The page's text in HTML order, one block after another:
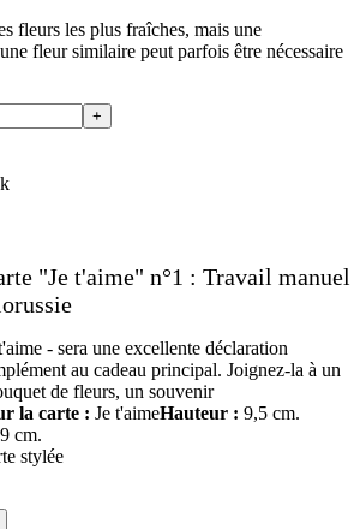
fleurs les plus fraîches, mais une
fleur similaire peut parfois être nécessaire
+
"Je t'aime" n°1 : Travail manuel
- sera une excellente déclaration
au cadeau principal. Joignez-la à un
de fleurs, un souvenir
la carte : Je t'aimeHauteur : 9,5 cm.
cm.
stylée